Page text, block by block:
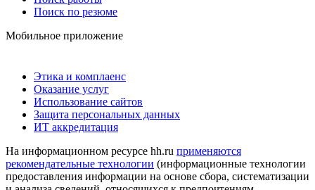
Поиск по резюме
Мобильное приложение
Этика и комплаенс
Оказание услуг
Использование сайтов
Защита персональных данных
ИТ аккредитация
На информационном ресурсе hh.ru применяются
рекомендательные технологии (информационные технологии
предоставления информации на основе сбора, систематизации